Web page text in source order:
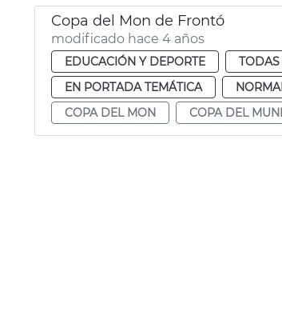
Copa del Mon de Frontó
modificado hace 4 años
EDUCACIÓN Y DEPORTE
EN PORTADA TEMÁTICA
COPA DEL MON
COPA DEL